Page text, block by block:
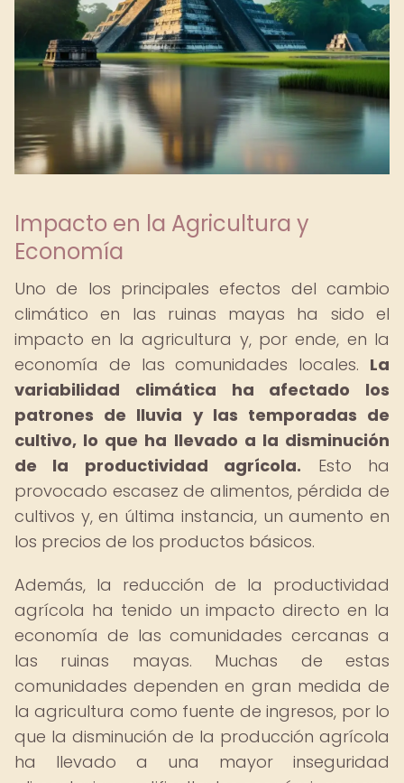
Impacto en la Agricultura y
Economía
Uno de los principales efectos del cambio
climático en las ruinas mayas ha sido el
impacto en la agricultura y, por ende, en la
economía de las comunidades locales. La
variabilidad climática ha afectado los
patrones de lluvia y las temporadas de
cultivo, lo que ha llevado a la disminución
de la productividad agrícola. Esto ha
provocado escasez de alimentos, pérdida de
cultivos y, en última instancia, un aumento en
los precios de los productos básicos.
Además, la reducción de la productividad
agrícola ha tenido un impacto directo en la
economía de las comunidades cercanas a
las ruinas mayas. Muchas de estas
comunidades dependen en gran medida de
la agricultura como fuente de ingresos, por lo
que la disminución de la producción agrícola
ha llevado a una mayor inseguridad